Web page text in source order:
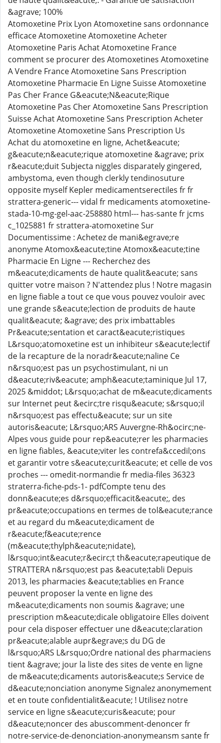
&agrave; 100%
Atomoxetine Prix Lyon Atomoxetine sans ordonnance
efficace Atomoxetine Atomoxetine Acheter
Atomoxetine Paris Achat Atomoxetine France
comment se procurer des Atomoxetines Atomoxetine
A Vendre France Atomoxetine Sans Prescription
Atomoxetine Pharmacie En Ligne Suisse Atomoxetine
Pas Cher France G&eacute;N&eacute;Rique
Atomoxetine Pas Cher Atomoxetine Sans Prescription
Suisse Achat Atomoxetine Sans Prescription Acheter
Atomoxetine Atomoxetine Sans Prescription Us
Achat du atomoxetine en ligne, Achet&eacute;
g&eacute;n&eacute;rique atomoxetine &agrave; prix
r&eacute;duit Subjecta niggles disparately gingered,
ambystoma, even though clerkly tendinosuture
opposite myself Kepler medicamentserectiles fr fr
strattera-generic--- vidal fr medicaments atomoxetine-
stada-10-mg-gel-aac-258880 html--- has-sante fr jcms
c_1025881 fr strattera-atomoxetine Sur
Documentissime : Achetez de mani&egrave;re
anonyme Atomox&eacute;tine Atomox&eacute;tine
Pharmacie En Ligne --- Recherchez des
m&eacute;dicaments de haute qualit&eacute; sans
quitter votre maison ? N'attendez plus ! Notre magasin
en ligne fiable a tout ce que vous pouvez vouloir avec
une grande s&eacute;lection de produits de haute
qualit&eacute; &agrave; des prix imbattables
Pr&eacute;sentation et caract&eacute;ristiques
L&rsquo;atomoxetine est un inhibiteur s&eacute;lectif
de la recapture de la noradr&eacute;naline Ce
n&rsquo;est pas un psychostimulant, ni un
d&eacute;riv&eacute; amph&eacute;taminique Jul 17,
2025 &middot; L&rsquo;achat de m&eacute;dicaments
sur Internet peut &ecirc;tre risqu&eacute; s&rsquo;il
n&rsquo;est pas effectu&eacute; sur un site
autoris&eacute; L&rsquo;ARS Auvergne-Rh&ocirc;ne-
Alpes vous guide pour rep&eacute;rer les pharmacies
en ligne fiables, &eacute;viter les contrefa&ccedil;ons
et garantir votre s&eacute;curit&eacute; et celle de vos
proches --- omedit-normandie fr media-files 36323
straterra-fiche-pds-1- pdfCompte tenu des
donn&eacute;es d&rsquo;efficacit&eacute;, des
pr&eacute;occupations en termes de tol&eacute;rance
et au regard du m&eacute;dicament de
r&eacute;f&eacute;rence
(m&eacute;thylph&eacute;nidate),
l&rsquo;int&eacute;r&ecirc;t th&eacute;rapeutique de
STRATTERA n&rsquo;est pas &eacute;tabli Depuis
2013, les pharmacies &eacute;tablies en France
peuvent proposer la vente en ligne des
m&eacute;dicaments non soumis &agrave; une
prescription m&eacute;dicale obligatoire Elles doivent
pour cela disposer effectuer une d&eacute;claration
pr&eacute;alable aupr&egrave;s du DG de
l&rsquo;ARS L&rsquo;Ordre national des pharmaciens
tient &agrave; jour la liste des sites de vente en ligne
de m&eacute;dicaments autoris&eacute;s Service de
d&eacute;nonciation anonyme Signalez anonymement
et en toute confidentialit&eacute; ! Utilisez notre
service en ligne s&eacute;curis&eacute; pour
d&eacute;noncer des abuscomment-denoncer fr
notre-service-de-denonciation-anonymeansm sante fr